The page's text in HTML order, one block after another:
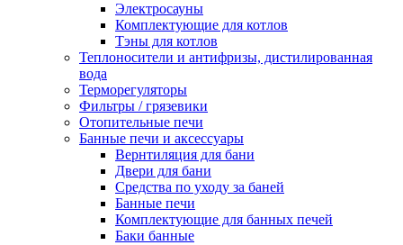
Электросауны
Комплектующие для котлов
Тэны для котлов
Теплоносители и антифризы, дистилированная
вода
Терморегуляторы
Фильтры / грязевики
Отопительные печи
Банные печи и аксессуары
Вернтиляция для бани
Двери для бани
Средства по уходу за баней
Банные печи
Комплектующие для банных печей
Баки банные